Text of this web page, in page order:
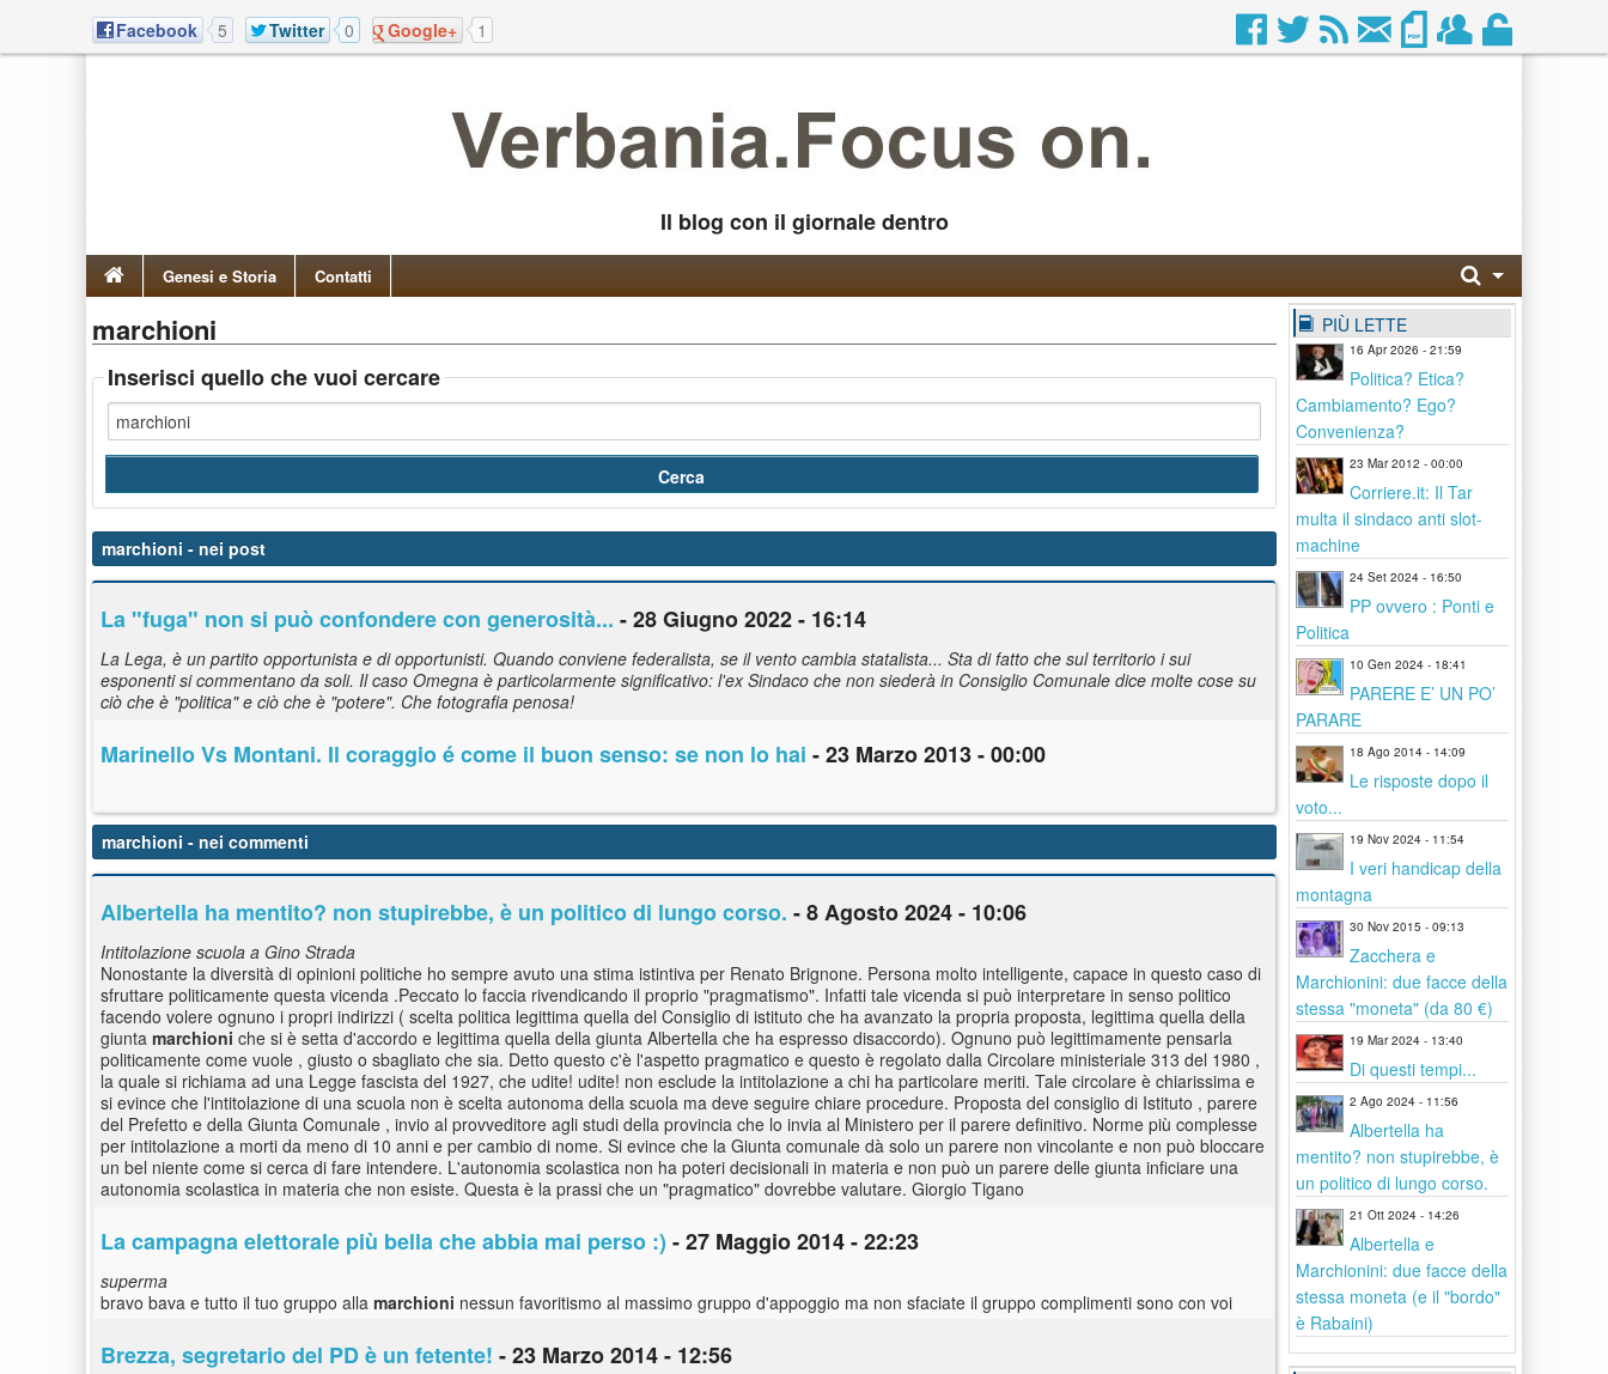
Facebook 5 Twitter 0 Google+ 1
Il blog con il giornale dentro
Genesi e Storia Contatti
marchioni
Inserisci quello che vuoi cercare
marchioni - nei post
La "fuga" non si può confondere con generosità... - 28 Giugno 2022 - 16:14
La Lega, è un partito opportunista e di opportunisti. Quando conviene federalista, se il vento cambia statalista... Sta di fatto che sul territorio i sui
esponenti si commentano da soli. Il caso Omegna è particolarmente significativo: l'ex Sindaco che non siederà in Consiglio Comunale dice molte cose su
ciò che è "politica" e ciò che è "potere". Che fotografia penosa!
Marinello Vs Montani. Il coraggio é come il buon senso: se non lo hai - 23 Marzo 2013 - 00:00
marchioni - nei commenti
Albertella ha mentito? non stupirebbe, è un politico di lungo corso. - 8 Agosto 2024 - 10:06
Intitolazione scuola a Gino Strada
Nonostante la diversità di opinioni politiche ho sempre avuto una stima istintiva per Renato Brignone. Persona molto intelligente, capace in questo caso di
sfruttare politicamente questa vicenda .Peccato lo faccia rivendicando il proprio "pragmatismo". Infatti tale vicenda si può interpretare in senso politico
facendo volere ognuno i propri indirizzi ( scelta politica legittima quella del Consiglio di istituto che ha avanzato la propria proposta, legittima quella della
giunta marchioni che si è setta d'accordo e legittima quella della giunta Albertella che ha espresso disaccordo). Ognuno può legittimamente pensarla
politicamente come vuole , giusto o sbagliato che sia. Detto questo c'è l'aspetto pragmatico e questo è regolato dalla Circolare ministeriale 313 del 1980 ,
la quale si richiama ad una Legge fascista del 1927, che udite! udite! non esclude la intitolazione a chi ha particolare meriti. Tale circolare è chiarissima e
si evince che l'intitolazione di una scuola non è scelta autonoma della scuola ma deve seguire chiare procedure. Proposta del consiglio di Istituto , parere
del Prefetto e della Giunta Comunale , invio al provveditore agli studi della provincia che lo invia al Ministero per il parere definitivo. Norme più complesse
per intitolazione a morti da meno di 10 anni e per cambio di nome. Si evince che la Giunta comunale dà solo un parere non vincolante e non può bloccare
un bel niente come si cerca di fare intendere. L'autonomia scolastica non ha poteri decisionali in materia e non può un parere delle giunta inficiare una
autonomia scolastica in materia che non esiste. Questa è la prassi che un "pragmatico" dovrebbe valutare. Giorgio Tigano
La campagna elettorale più bella che abbia mai perso :) - 27 Maggio 2014 - 22:23
superma
bravo bava e tutto il tuo gruppo alla marchioni nessun favoritismo al massimo gruppo d'appoggio ma non sfaciate il gruppo complimenti sono con voi
Brezza, segretario del PD è un fetente! - 23 Marzo 2014 - 12:56
PIÙ LETTE
16 Apr 2026 - 21:59
Politica? Etica?
Cambiamento? Ego?
Convenienza?
23 Mar 2012 - 00:00
Corriere.it: Il Tar
multa il sindaco anti slot-
machine
24 Set 2024 - 16:50
PP ovvero : Ponti e
Politica
10 Gen 2024 - 18:41
PARERE E’ UN PO’
PARARE
18 Ago 2014 - 14:09
Le risposte dopo il
voto...
19 Nov 2024 - 11:54
I veri handicap della
montagna
30 Nov 2015 - 09:13
Zacchera e
Marchionini: due facce della
stessa "moneta" (da 80 €)
19 Mar 2024 - 13:40
Di questi tempi...
2 Ago 2024 - 11:56
Albertella ha
mentito? non stupirebbe, è
un politico di lungo corso.
21 Ott 2024 - 14:26
Albertella e
Marchionini: due facce della
stessa moneta (e il "bordo"
è Rabaini)